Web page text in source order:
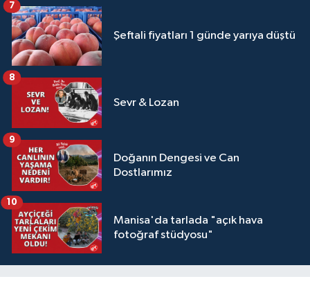
Şeftali fiyatları 1 günde yarıya düştü
7
Sevr & Lozan
8
Doğanın Dengesi ve Can
Dostlarımız
9
Manisa'da tarlada "açık hava
fotoğraf stüdyosu"
10